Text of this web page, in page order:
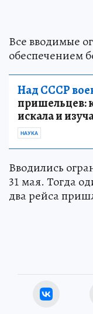
Все вводимые
обеспечением
Над СССР
пришельцев:
искала и
НАУКА
Вводились
31 мая. Тогда
два рейса